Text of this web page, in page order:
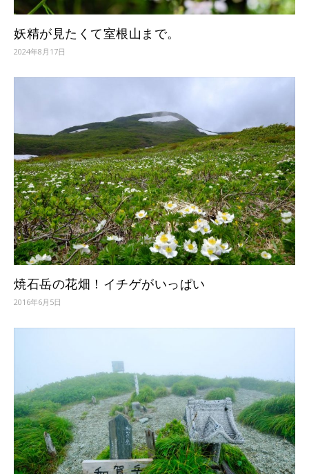
妖精が見たくて室根山まで。
2024年8月17日
焼石岳の花畑！イチゲがいっぱい
2016年6月5日